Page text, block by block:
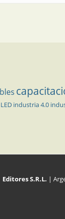
industria 4.0
Editores S.R.L. |